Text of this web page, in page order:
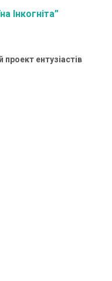
Інкогніта”
проект ентузіастів